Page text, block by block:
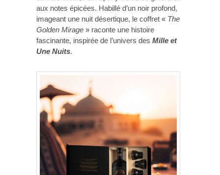
aux notes épicées. Habillé d’un noir profond,
imageant une nuit désertique, le coffret « The
Golden Mirage » raconte une histoire
fascinante, inspirée de l’univers des Mille et
Une Nuits.